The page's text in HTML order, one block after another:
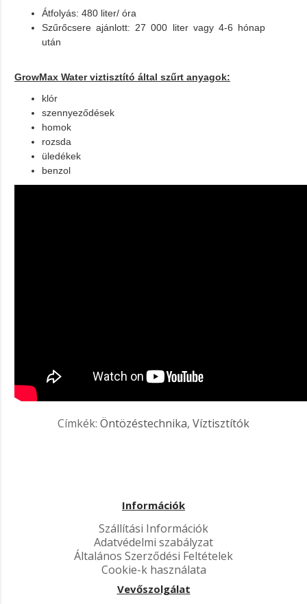
Átfolyás: 480 liter/ óra
Szűrőcsere ajánlott: 27 000 liter vagy 4-6 hónap
után
GrowMax Water viztisztító által szűrt anyagok:
klór
szennyeződések
homok
rozsda
üledékek
benzol
Címkék: Öntözéstechnika, Víztisztítók
Információk
Szállítási Információk
Adatvédelmi szabályzat
Általános Szerződési Feltételek
Cookie-k használata
Vevőszolgálat